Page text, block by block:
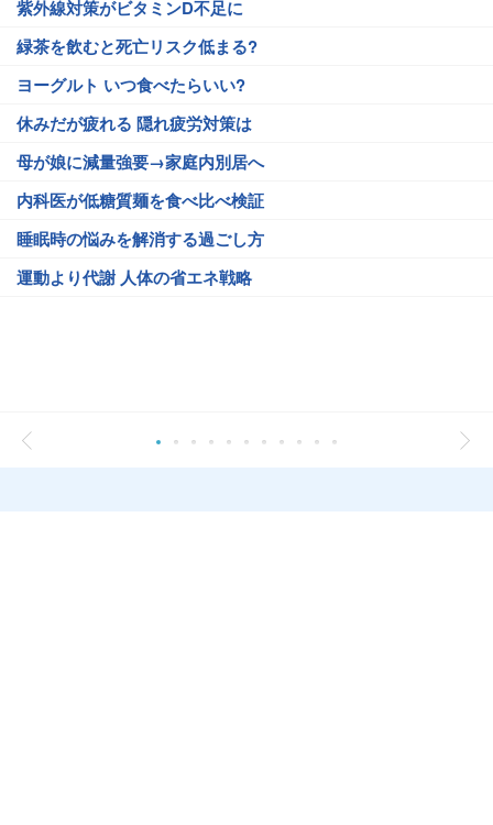
紫外線対策がビタミンD不足に
緑茶を飲むと死亡リスク低まる?
ヨーグルト いつ食べたらいい?
休みだが疲れる 隠れ疲労対策は
母が娘に減量強要→家庭内別居へ
内科医が低糖質麺を食べ比べ検証
睡眠時の悩みを解消する過ごし方
運動より代謝 人体の省エネ戦略